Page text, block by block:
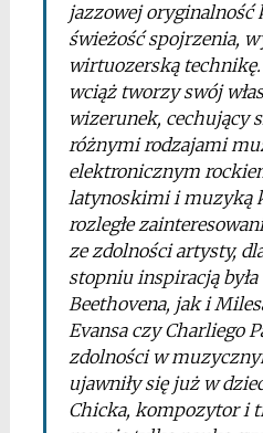
jazzowej oryginalność
świeżość spojrzenia,
wirtuozerską
wciąż tworzy swój
wizerunek, cechujący
różnymi rodzajami
elektronicznym
latynoskimi i muzyką
rozległe
ze zdolności artysty,
stopniu inspiracją
Beethovena, jak i
Evansa czy Charliego
zdolności w
ujawniły się już w
Chicka, kompozytor i